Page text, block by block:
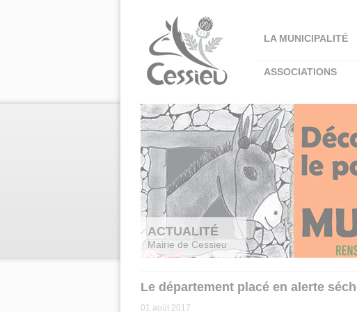
LA MUNICIPALITÉ
ASSOCIATIONS
ACTUALITÉ
Mairie de Cessieu
Le département placé en alerte
01 août 2017